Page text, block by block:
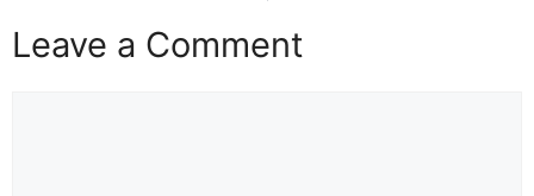
Leave a Comment